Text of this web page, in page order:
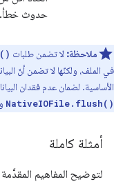
حدوث خطأ.
ملاحظة: لا تضمن طلبات
في الملف، ولكنّها لا تضمن أنّ
الأساسية. لضمان عدم فقدان
NativeIOFile.flush()
أمثلة كاملة
لتوضيح المفاهيم المقدَّمة